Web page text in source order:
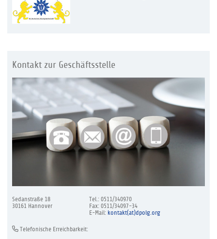
Kontakt zur Geschäftsstelle
Sedanstraße 18
30161 Hannover
Tel.: 0511/340970
Fax: 0511/34097-34
E-Mail: kontakt(at)dpolg.org
Telefonische Erreichbarkeit: